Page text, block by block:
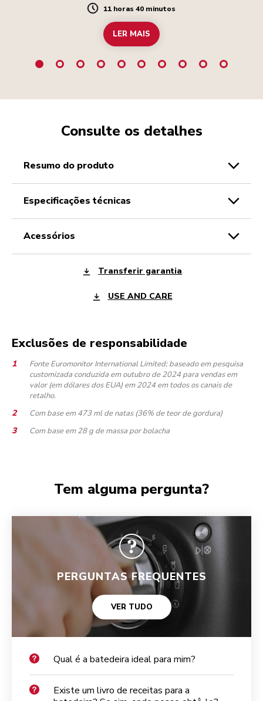
Duration
11 horas 40 minutos
LER MAIS
Consulte os detalhes
resumo do produto
especificações técnicas
acessórios
Transferir garantia
USE AND CARE
Exclusões de responsabilidade
Fonte Euromonitor International Limited; baseado em pesquisa
customizada conduzida em outubro de 2024 para vendas em
valor (em dólares dos EUA) em 2024 em todos os canais de
retalho.
Com base em 473 ml de natas (36% de teor de gordura)
Com base em 28 g de massa por bolacha
Tem alguma pergunta?
PERGUNTAS FREQUENTES
VER TUDO
Qual é a batedeira ideal para mim?
Existe um livro de receitas para a